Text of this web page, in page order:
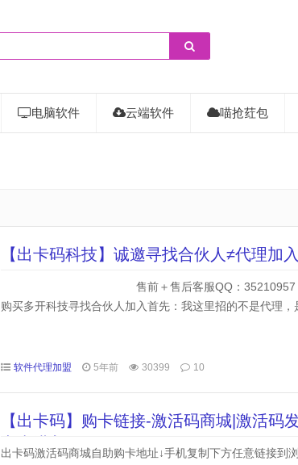
电脑软件 云端软件 喵抢荭包
【出卡码科技】诚邀寻找合伙人≠代理加
售前＋售后客服QQ：35210957 或者 威
购买多开科技寻找合伙人加入首先：我这里招的不是代理，
软件代理加盟 5年前 30399 10
【出卡码】购卡链接-激活码商城|激活码
点击进入
出卡码激活码商城自助购卡地址↓手机复制下方任意链接到